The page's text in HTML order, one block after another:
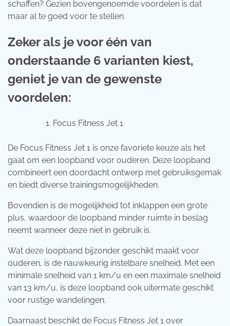
schaffen? Gezien bovengenoemde voordelen is dat
maar al te goed voor te stellen.
Zeker als je voor één van
onderstaande 6 varianten kiest,
geniet je van de gewenste
voordelen:
Focus Fitness Jet 1
De Focus Fitness Jet 1 is onze favoriete keuze als het
gaat om een loopband voor ouderen. Deze loopband
combineert een doordacht ontwerp met gebruiksgemak
en biedt diverse trainingsmogelijkheden.
Bovendien is de mogelijkheid tot inklappen een grote
plus, waardoor de loopband minder ruimte in beslag
neemt wanneer deze niet in gebruik is.
Wat deze loopband bijzonder geschikt maakt voor
ouderen, is de nauwkeurig instelbare snelheid. Met een
minimale snelheid van 1 km/u en een maximale snelheid
van 13 km/u, is deze loopband ook uitermate geschikt
voor rustige wandelingen.
Daarnaast beschikt de Focus Fitness Jet 1 over